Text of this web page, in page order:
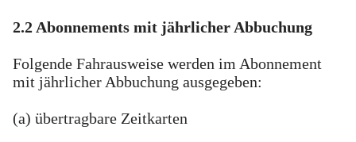
2.2 Abonnements mit jährlicher Abbuchung
Folgende Fahrausweise werden im Abonnement
mit jährlicher Abbuchung ausgegeben:
(a) übertragbare Zeitkarten